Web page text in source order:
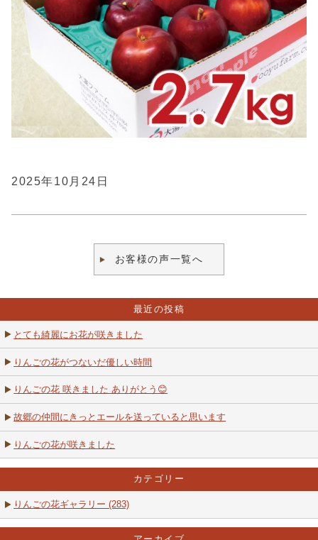
2025年10月24日
お客様の声一覧へ
最近の投稿
とても綺麗にお花が咲きました
りんごの花がつないだ優しい時間
りんごの花 咲きました ありがとう😊
故郷の仲間にきっとエールを送っていると思います
りんごの花が咲きました
カテゴリー
りんごの花ギャラリー (283)